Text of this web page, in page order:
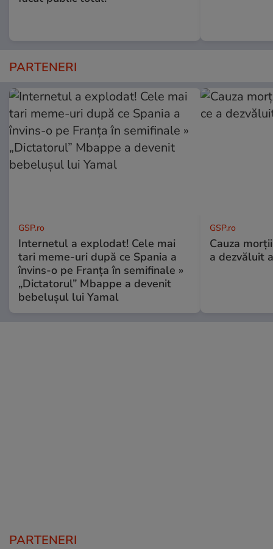
PARTENERI
GSP.ro
Internetul a explodat! Cele mai
tari meme-uri după ce Spania a
învins-o pe Franța în semifinale »
„Dictatorul” Mbappe a devenit
bebelușul lui Yamal
GSP.ro
Cauza
a dezvăluit
PARTENERI